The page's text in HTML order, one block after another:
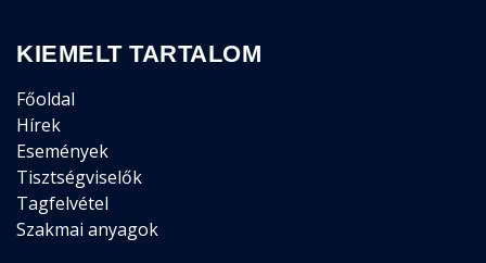
KIEMELT TARTALOM
Főoldal
Hírek
Események
Tisztségviselők
Tagfelvétel
Szakmai anyagok